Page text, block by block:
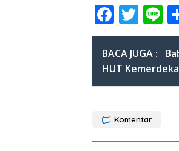
F
ac
e
b
o
o
k
T
w
itt
er
Li
n
e
BACA JUGA :
HUT
Komentar